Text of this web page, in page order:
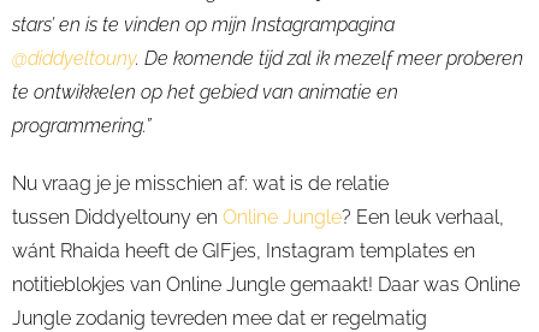
stars’ en is te vinden op mijn Instagrampagina
@diddyeltouny. De komende tijd zal ik mezelf meer proberen
te ontwikkelen op het gebied van animatie en
programmering.”
Nu vraag je je misschien af: wat is de relatie
tussen Diddyeltouny en Online Jungle? Een leuk verhaal,
wánt Rhaida heeft de GIFjes, Instagram templates en
notitieblokjes van Online Jungle gemaakt! Daar was Online
Jungle zodanig tevreden mee dat er regelmatig